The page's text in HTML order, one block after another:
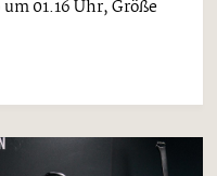
01.16 Uhr, Größe